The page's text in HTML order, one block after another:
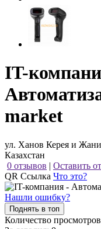
IT-
market
ул. Ханов Керея и
Казахстан
0 отзывов | Оставить
QR Ссылка Что это?
Нашли ошибку?
Поднять в топ
Количество